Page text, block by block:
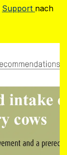
Support nach